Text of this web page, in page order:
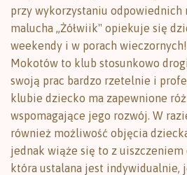
przy wykorzystaniu odpowiednich
malucha ,,Żółwiik" opiekuje się
weekendy i w porach
Mokotów to klub stosunkowo
swoją prac bardzo rzetelnie i
klubie dziecko ma zapewnione
wspomagające jego rozwój. W
również możliwość objęcia
jednak wiąże się to z uiszczeniem
która ustalana jest indywidualnie,